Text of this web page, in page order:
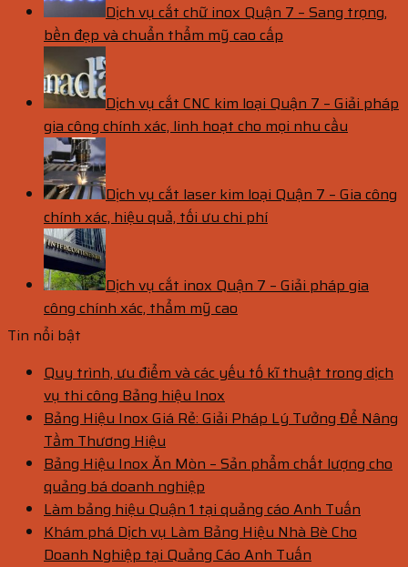
Dịch vụ cắt chữ inox Quận 7 – Sang trọng,
bền đẹp và chuẩn thẩm mỹ cao cấp
Dịch vụ cắt CNC kim loại Quận 7 – Giải pháp
gia công chính xác, linh hoạt cho mọi nhu cầu
Dịch vụ cắt laser kim loại Quận 7 – Gia công
chính xác, hiệu quả, tối ưu chi phí
Dịch vụ cắt inox Quận 7 – Giải pháp gia
công chính xác, thẩm mỹ cao
Tin nổi bật
Quy trình, ưu điểm và các yếu tố kĩ thuật trong dịch
vụ thi công Bảng hiệu Inox
Bảng Hiệu Inox Giá Rẻ: Giải Pháp Lý Tưởng Để Nâng
Tầm Thương Hiệu
Bảng Hiệu Inox Ăn Mòn – Sản phẩm chất lượng cho
quảng bá doanh nghiệp
Làm bảng hiệu Quận 1 tại quảng cáo Anh Tuấn
Khám phá Dịch vụ Làm Bảng Hiệu Nhà Bè Cho
Doanh Nghiệp tại Quảng Cáo Anh Tuấn